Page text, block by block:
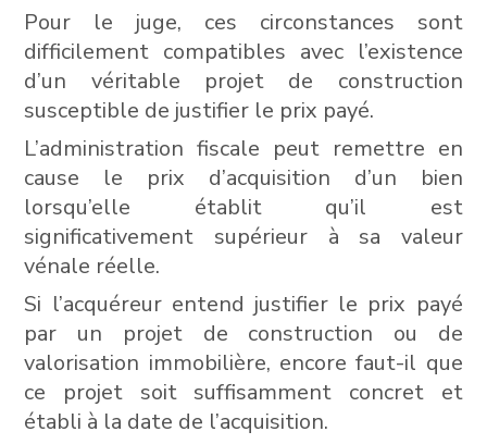
Pour le juge, ces circonstances sont
difficilement compatibles avec l’existence
d’un véritable projet de construction
susceptible de justifier le prix payé.
L’administration fiscale peut remettre en
cause le prix d’acquisition d’un bien
lorsqu’elle établit qu’il est
significativement supérieur à sa valeur
vénale réelle.
Si l’acquéreur entend justifier le prix payé
par un projet de construction ou de
valorisation immobilière, encore faut-il que
ce projet soit suffisamment concret et
établi à la date de l’acquisition.